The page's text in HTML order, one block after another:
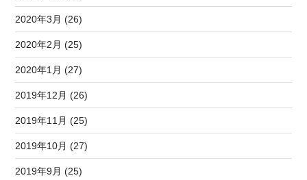
2020年3月 (26)
2020年2月 (25)
2020年1月 (27)
2019年12月 (26)
2019年11月 (25)
2019年10月 (27)
2019年9月 (25)